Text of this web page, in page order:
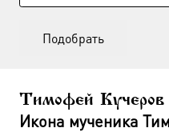
Подобрать
Тимофей Кучеров
Икона мученика